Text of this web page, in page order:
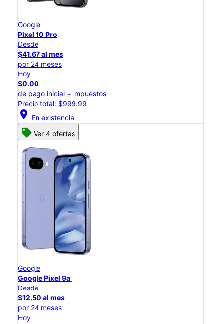
Google
Pixel 10 Pro
Desde
$41.67 al mes
por 24 meses
Hoy
$0.00
de pago inicial + impuestos
Precio total: $999.99
location_on En existencia
Ver 4 ofertas
Google
Google Pixel 9a
Desde
$12.50 al mes
por 24 meses
Hoy